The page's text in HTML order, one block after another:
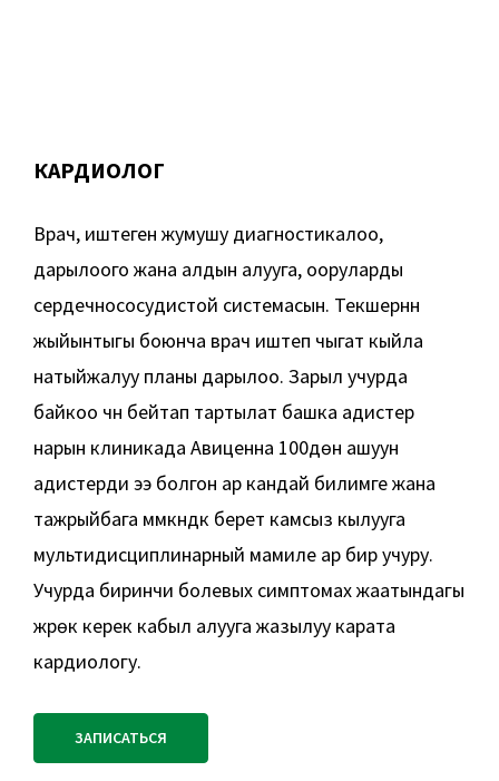
КАРДИОЛОГ
Врач, иштеген жумушу диагностикалоо,
дарылоого жана алдын алууга, ооруларды
сердечнососудистой системасын. Текшерүүнүн
жыйынтыгы боюнча врач иштеп чыгат кыйла
натыйжалуу планы дарылоо. Зарыл учурда
байкоо үчүн бейтап тартылат башка адистер
нарын клиникада Авиценна 100дөн ашуун
адистерди ээ болгон ар кандай билимге жана
тажрыйбага мүмкүндүк берет камсыз кылууга
мультидисциплинарный мамиле ар бир учуру.
Учурда биринчи болевых симптомах жаатындагы
жүрөк керек кабыл алууга жазылуу карата
кардиологу.
ЗАПИСАТЬСЯ